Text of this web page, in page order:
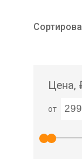
Цена,
от